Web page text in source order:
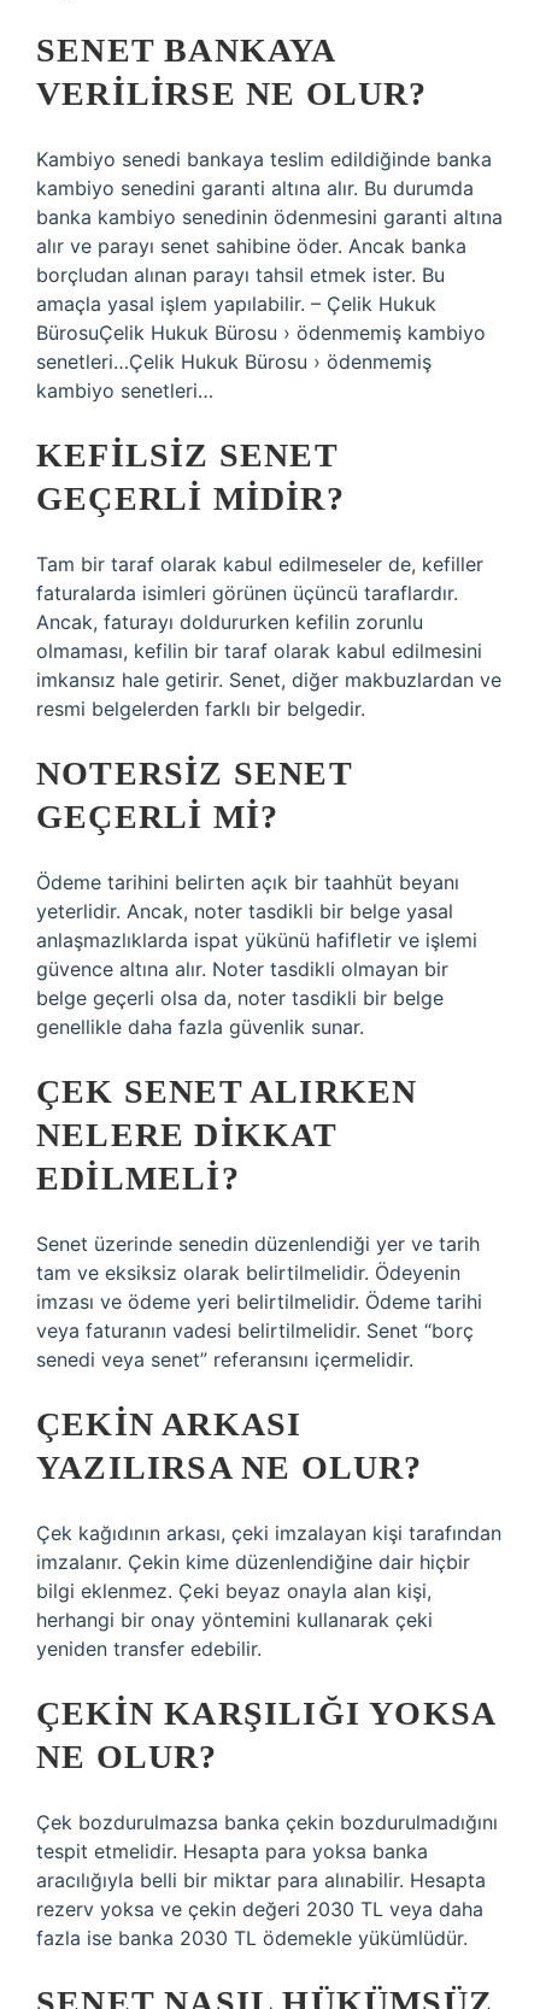
SENET BANKAYA
VERILIRSE NE OLUR?
Kambiyo senedi bankaya teslim edildiğinde banka
kambiyo senedini garanti altına alır. Bu durumda
banka kambiyo senedinin ödenmesini garanti altına
alır ve parayı senet sahibine öder. Ancak banka
borçludan alınan parayı tahsil etmek ister. Bu
amaçla yasal işlem yapılabilir. – Çelik Hukuk
BürosuÇelik Hukuk Bürosu › ödenmemiş kambiyo
senetleri…Çelik Hukuk Bürosu › ödenmemiş
kambiyo senetleri…
KEFILSIZ SENET
GEÇERLI MIDIR?
Tam bir taraf olarak kabul edilmeseler de, kefiller
faturalarda isimleri görünen üçüncü taraflardır.
Ancak, faturayı doldururken kefilin zorunlu
olmaması, kefilin bir taraf olarak kabul edilmesini
imkansız hale getirir. Senet, diğer makbuzlardan ve
resmi belgelerden farklı bir belgedir.
NOTERSIZ SENET
GEÇERLI MI?
Ödeme tarihini belirten açık bir taahhüt beyanı
yeterlidir. Ancak, noter tasdikli bir belge yasal
anlaşmazlıklarda ispat yükünü hafifletir ve işlemi
güvence altına alır. Noter tasdikli olmayan bir
belge geçerli olsa da, noter tasdikli bir belge
genellikle daha fazla güvenlik sunar.
ÇEK SENET ALIRKEN
NELERE DIKKAT
EDILMELI?
Senet üzerinde senedin düzenlendiği yer ve tarih
tam ve eksiksiz olarak belirtilmelidir. Ödeyenin
imzası ve ödeme yeri belirtilmelidir. Ödeme tarihi
veya faturanın vadesi belirtilmelidir. Senet “borç
senedi veya senet” referansını içermelidir.
ÇEKIN ARKASI
YAZILIRSA NE OLUR?
Çek kağıdının arkası, çeki imzalayan kişi tarafından
imzalanır. Çekin kime düzenlendiğine dair hiçbir
bilgi eklenmez. Çeki beyaz onayla alan kişi,
herhangi bir onay yöntemini kullanarak çeki
yeniden transfer edebilir.
ÇEKIN KARŞILIĞI YOKSA
NE OLUR?
Çek bozdurulmazsa banka çekin bozdurulmadığını
tespit etmelidir. Hesapta para yoksa banka
aracılığıyla belli bir miktar para alınabilir. Hesapta
rezerv yoksa ve çekin değeri 2030 TL veya daha
fazla ise banka 2030 TL ödemekle yükümlüdür.